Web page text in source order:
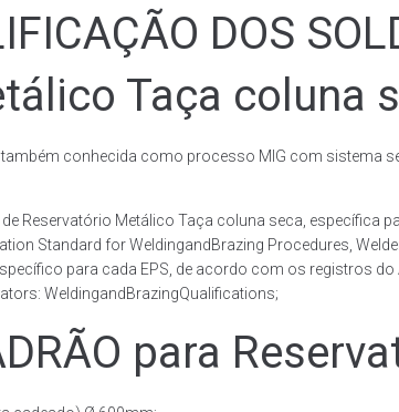
DOS
Taça coluna
conhecida como processo MIG com
Reservatório Metálico Taça coluna seca,
Standard for WeldingandBrazing Procedures,
para cada EPS, de acordo com os registros
WeldingandBrazingQualifications;
para